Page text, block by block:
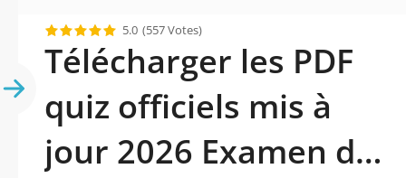
5.0 (557 Votes)
Télécharger les PDF
quiz officiels mis à
jour 2026 Examen de